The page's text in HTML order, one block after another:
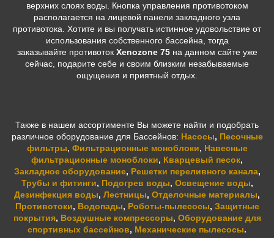
верхних слоях воды. Кнопка управления противотоком
располагается на лицевой панели закладного узла
противотока. Хотите и вы получать истинное удовольствие от
использования собственного бассейна, тогда
заказывайте противоток Xenozone 75на данном сайте уже
сейчас, подарите себе и своим близким незабываемые
ощущения и приятный отдых.
Также в нашем ассортименте Вы можете найти и подобрать
различное оборудование для Бассейнов: Насосы, Песочные
фильтры, Фильтрационные моноблоки, Навесные
фильтрационные моноблоки, Кварцевый песок,
Закладное оборудование, Решетки переливного канала,
Трубы и фитинги, Подогрев воды, Освещение воды,
Дезинфекция воды, Лестницы, Отделочные материалы,
Противотоки, Водопады, Роботы-пылесосы, Защитные
покрытия, Воздушные компрессоры, Оборудование для
спортивных бассейнов, Механические пылесосы.